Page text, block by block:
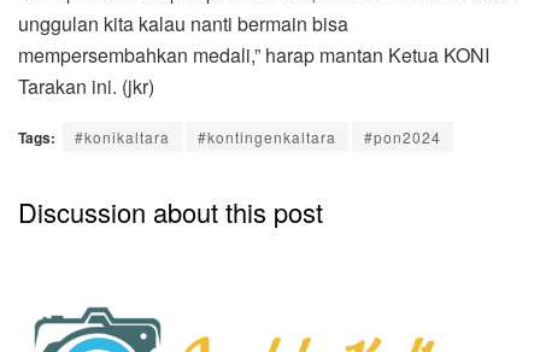
unggulan kita kalau nanti bermain bisa
mempersembahkan medali,” harap mantan Ketua KONI
Tarakan ini. (jkr)
Tags: #konikaltara #kontingenkaltara #pon2024
Discussion about this post